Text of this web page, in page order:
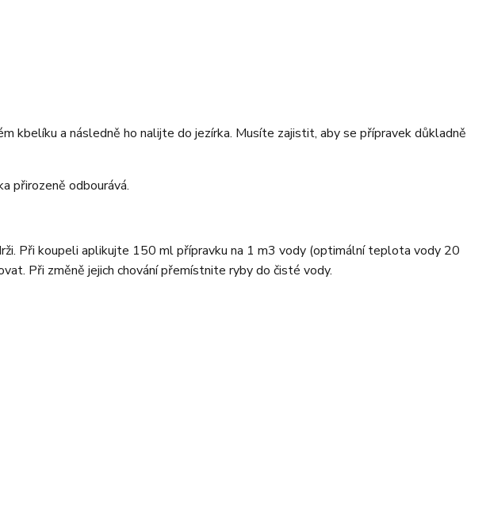
kbelíku a následně ho nalijte do jezírka. Musíte zajistit, aby se přípravek důkladně
přirozeně odbourává.
Při koupeli aplikujte 150 ml přípravku na 1 m3 vody (optimální teplota vody 20
Při změně jejich chování přemístnite ryby do čisté vody.